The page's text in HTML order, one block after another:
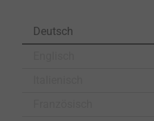
Deutsch